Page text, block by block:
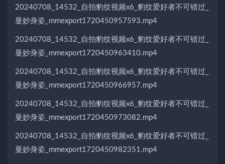
20240708_14532_自拍豹纹视频x6_豹纹爱好者不可错过_
曼妙身姿_mmexport1720450957593.mp4
20240708_14532_自拍豹纹视频x6_豹纹爱好者不可错过_
曼妙身姿_mmexport1720450963410.mp4
20240708_14532_自拍豹纹视频x6_豹纹爱好者不可错过_
曼妙身姿_mmexport1720450966957.mp4
20240708_14532_自拍豹纹视频x6_豹纹爱好者不可错过_
曼妙身姿_mmexport1720450973082.mp4
20240708_14532_自拍豹纹视频x6_豹纹爱好者不可错过_
曼妙身姿_mmexport1720450982351.mp4